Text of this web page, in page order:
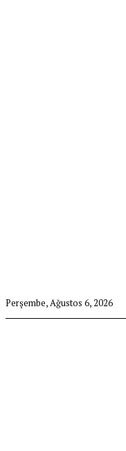
Perşembe, Ağustos 6, 2026